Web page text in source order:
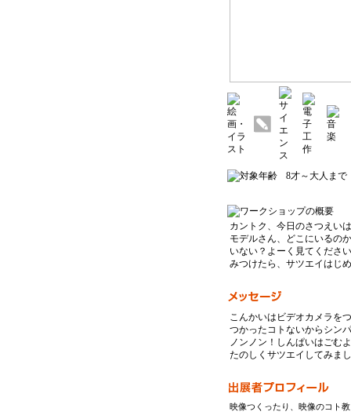
8才～大人まで
カントク、今日のさつえい
モデルさん、どこにいるの
いない？よーく見てくださ
みつけたら、サツエイはじ
こんかいはビデオカメラを
つかったコトないからシン
ノンノン！しんぱいはごむ
たのしくサツエイしてみま
映像つくったり、映像のコト